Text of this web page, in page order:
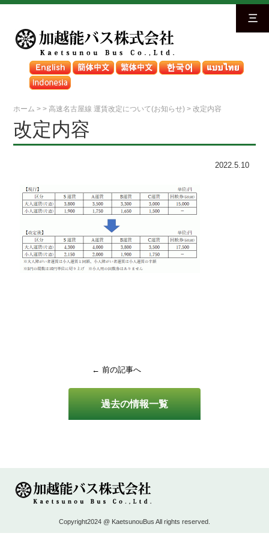
三
ホーム >>高速名古屋線 運賃改定について(お知らせ) >改定内容
過去の情報一覧
改定内容
2022.5.10
← 前の記事へ
Copyright2024 @ KaetsunouBus All rights reserved.